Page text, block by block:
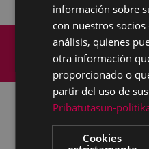
Política de cookies
información sobre
con nuestros
análisis, quienes
otra información
proporcionado o
partir del uso de
Pribatutasun-
Cookies